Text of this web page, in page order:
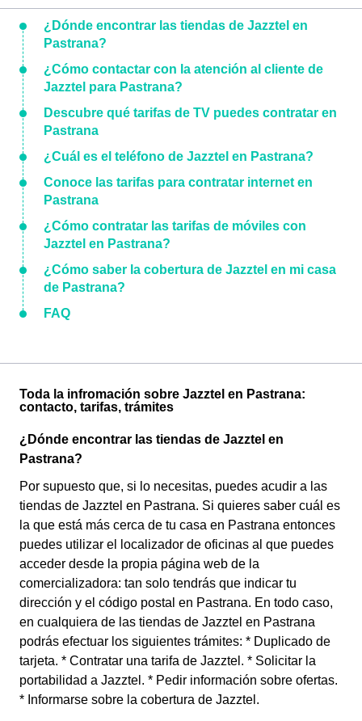
¿Dónde encontrar las tiendas de Jazztel en
Pastrana?
¿Cómo contactar con la atención al cliente de
Jazztel para Pastrana?
Descubre qué tarifas de TV puedes contratar en
Pastrana
¿Cuál es el teléfono de Jazztel en Pastrana?
Conoce las tarifas para contratar internet en
Pastrana
¿Cómo contratar las tarifas de móviles con
Jazztel en Pastrana?
¿Cómo saber la cobertura de Jazztel en mi casa
de Pastrana?
FAQ
Toda la infromación sobre Jazztel en Pastrana:
contacto, tarifas, trámites
¿Dónde encontrar las tiendas de Jazztel en
Pastrana?
Por supuesto que, si lo necesitas, puedes acudir a las
tiendas de Jazztel en Pastrana. Si quieres saber cuál es
la que está más cerca de tu casa en Pastrana entonces
puedes utilizar el localizador de oficinas al que puedes
acceder desde la propia página web de la
comercializadora: tan solo tendrás que indicar tu
dirección y el código postal en Pastrana. En todo caso,
en cualquiera de las tiendas de Jazztel en Pastrana
podrás efectuar los siguientes trámites: * Duplicado de
tarjeta. * Contratar una tarifa de Jazztel. * Solicitar la
portabilidad a Jazztel. * Pedir información sobre ofertas.
* Informarse sobre la cobertura de Jazztel.